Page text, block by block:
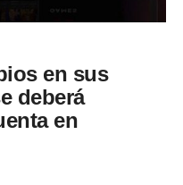
en sus
deberá
en